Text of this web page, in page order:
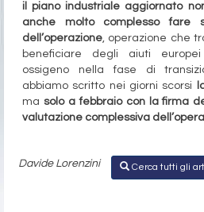
il piano industriale aggiornato
anche molto complesso fare
dell’operazione, operazione che
beneficiare degli aiuti
ossigeno nella fase di
abbiamo scritto nei giorni scorsi
ma solo a febbraio con la firma
valutazione complessiva
Davide Lorenzini Cerca tutti gli